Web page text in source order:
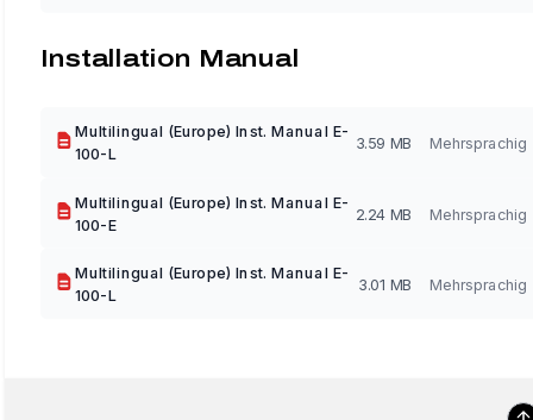
Installation Manual
Multilingual (Europe) Inst. Manual E-
100-L
3.59 MB Mehrsprachig
Multilingual (Europe) Inst. Manual E-
100-E
2.24 MB Mehrsprachig
Multilingual (Europe) Inst. Manual E-
100-L
3.01 MB Mehrsprachig